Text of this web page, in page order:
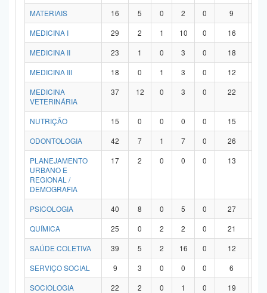
MATERIAIS 16 5 0 2 0 9
MEDICINA I
29 2 1 10 0 16
MEDICINA II
23 1 0 3 0 18
MEDICINA III
18 0 1 3 0 12
MEDICINA
VETERINÁRIA
37 12 0 3 0 22
NUTRIÇÃO 15 0 0 0 0 15
ODONTOLOGIA
42 7 1 7 0 26
PLANEJAMENTO
URBANO E
REGIONAL /
DEMOGRAFIA
17 2 0 0 0 13
PSICOLOGIA 40 8 0 5 0 27
QUÍMICA
25 0 2 2 0 21
SAÚDE COLETIVA
39 5 2 16 0 12
SERVIÇO SOCIAL
9 3 0 0 0 6
SOCIOLOGIA
22 2 0 1 0 19